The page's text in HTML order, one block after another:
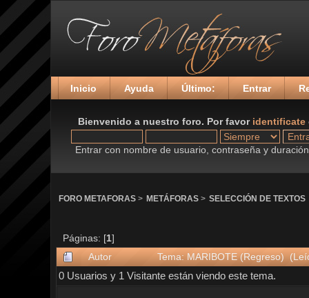
Inicio Ayuda Último: Entrar
Bienvenido a nuestro foro. Por favor identificate
Entrar con nombre de usuario, contraseña y
FORO METAFORAS> METÁFORAS> SELECCIÓN DE TEXTOS
Páginas: [1]
Autor
Tema: MARIBOTE (Regreso)
0 Usuarios y 1 Visitante están viendo este tema.